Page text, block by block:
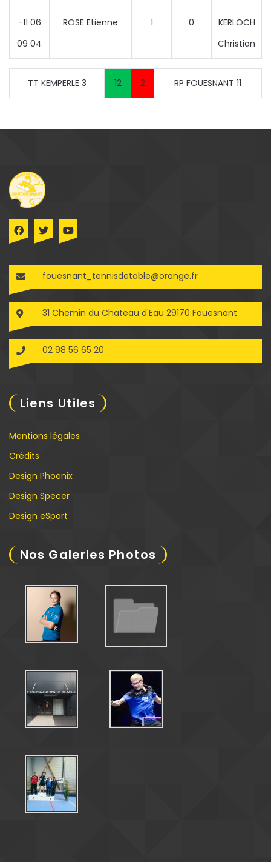
-11 06
09 04
ROSE Etienne 1 0
KERLOCH
Christian
TT KEMPERLE 3 12 2 RP FOUESNANT 11
fouesnant_tennisdetable@orange.fr
31 Chemin du Chateau d'Eau 29170 Fouesnant
02 98 56 65 20
Liens Utiles
Mentions légales
Crédits
Design Phoenix
Design Specer
Design eSport
Nos Galeries Photos
paralympique de
Matéo Bohéas